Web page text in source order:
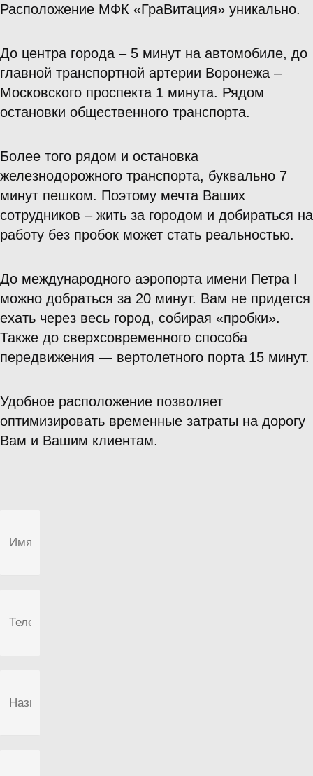
Расположение МФК «ГраВитация» уникально.
До центра города – 5 минут на автомобиле, до
главной транспортной артерии Воронежа –
Московского проспекта 1 минута. Рядом
остановки общественного транспорта.
Более того рядом и остановка
железнодорожного транспорта, буквально 7
минут пешком. Поэтому мечта Ваших
сотрудников – жить за городом и добираться на
работу без пробок может стать реальностью.
До международного аэропорта имени Петра I
можно добраться за 20 минут. Вам не придется
ехать через весь город, собирая «пробки».
Также до сверхсовременного способа
передвижения — вертолетного порта 15 минут.
Удобное расположение позволяет
оптимизировать временные затраты на дорогу
Вам и Вашим клиентам.